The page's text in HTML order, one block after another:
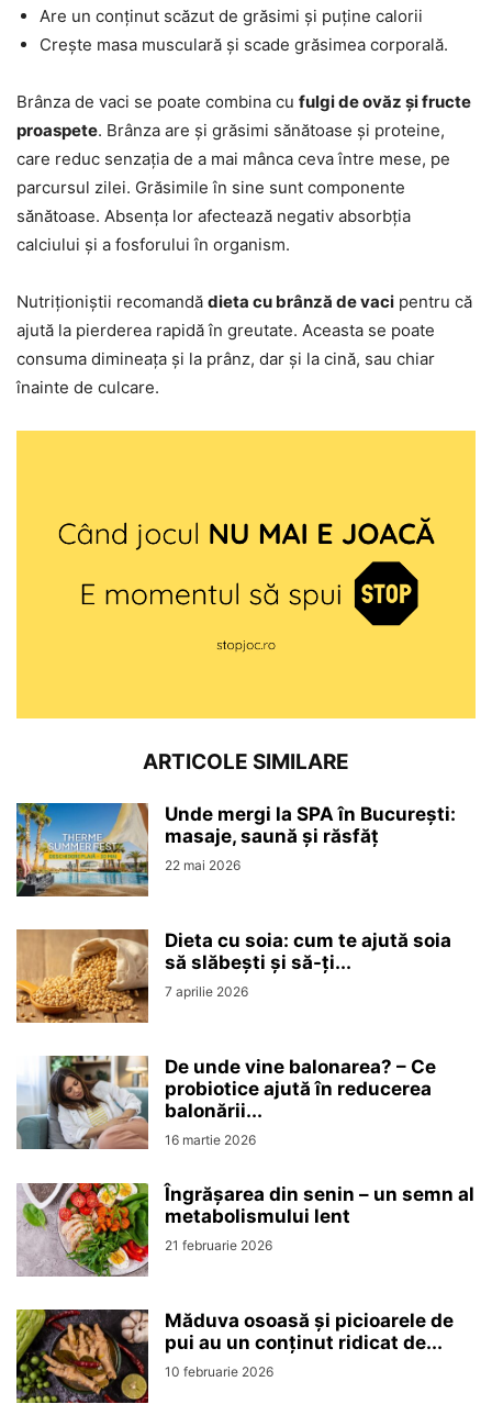
Are un conținut scăzut de grăsimi și puține calorii
Crește masa musculară și scade grăsimea corporală.
Brânza de vaci se poate combina cu fulgi de ovăz și fructe
proaspete. Brânza are și grăsimi sănătoase și proteine,
care reduc senzația de a mai mânca ceva între mese, pe
parcursul zilei. Grăsimile în sine sunt componente
sănătoase. Absența lor afectează negativ absorbția
calciului și a fosforului în organism.
Nutriționiștii recomandă dieta cu brânză de vaci pentru că
ajută la pierderea rapidă în greutate. Aceasta se poate
consuma dimineața și la prânz, dar și la cină, sau chiar
înainte de culcare.
ARTICOLE SIMILARE
Unde mergi la SPA în București:
masaje, saună și răsfăț
22 mai 2026
Dieta cu soia: cum te ajută soia
să slăbești și să-ți...
7 aprilie 2026
De unde vine balonarea? – Ce
probiotice ajută în reducerea
balonării...
16 martie 2026
Îngrășarea din senin – un semn al
metabolismului lent
21 februarie 2026
Măduva osoasă și picioarele de
pui au un conținut ridicat de...
10 februarie 2026